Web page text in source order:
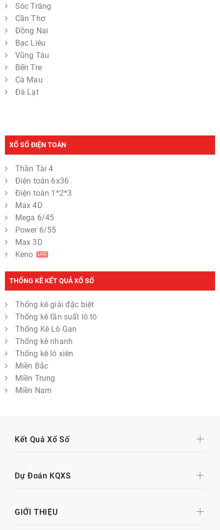
Sóc Trăng
Cần Thơ
Đồng Nai
Bạc Liêu
Vũng Tàu
Bến Tre
Cà Mau
Đà Lạt
XỔ SỐ ĐIỆN TOÁN
Thần Tài 4
Điện toán 6x36
Điện toán 1*2*3
Max 4D
Mega 6/45
Power 6/55
Max 3D
Keno
LIVE
THỐNG KÊ KẾT QUẢ XỔ SỐ
Thống kê giải đặc biệt
Thống kê tần suất lô tô
Thống Kê Lô Gan
Thống kê nhanh
Thống kê lô xiên
Miền Bắc
Miền Trung
Miền Nam
Kết Quả Xổ Số
Dự Đoán KQXS
GIỚI THIỆU